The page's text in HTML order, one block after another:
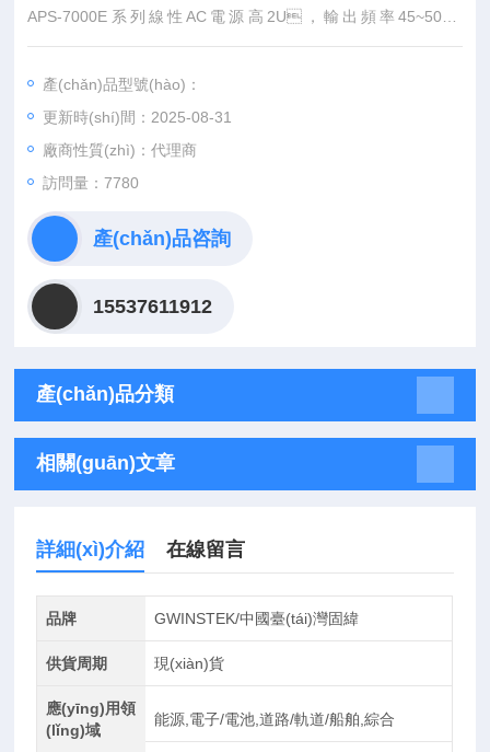
APS-7000E系列線性AC電源高2U，輸出頻率45~500H
z。APS-7050E最大額定輸出500VA、310Vrm
0Vrms、8.4Arms。APS-7000E系列包含6種測量和
測試功能(Vrms, Irms, F, Ipk, W, PF)，具有類似AC功率計(jì)的
用戶界面。
產(chǎn)品型號(hào)：
更新時(shí)間：2025-08-31
廠商性質(zhì)：代理商
訪問量：7780
產(chǎn)品咨詢
15537611912
產(chǎn)品分類
相關(guān)文章
詳細(xì)介紹 在線留言
品牌 GWINSTEK/中國臺(tái)灣固緯
供貨周期 現(xiàn)貨
應(yīng)用領
(lǐng)域
能源,電子/電池,道路/軌道/船舶,綜合